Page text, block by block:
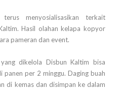
menyosialisasikan terkait
Hasil olahan kelapa kopyor
pameran dan event.
dikelola Disbun Kaltim bisa
panen per 2 minggu. Daging buah
di kemas dan disimpan ke dalam